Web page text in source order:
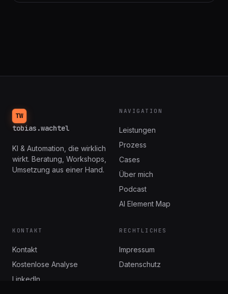
TW
KI & Automation, die wirklich
wirkt. Beratung, Workshops,
Leistungen
Prozess
Cases
Über mich
Podcast
Kontakt
Kostenlose Analyse
Impressum